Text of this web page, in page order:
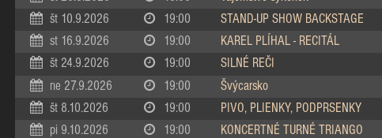
št 10.9.2026 19:00 STAND-UP SHOW BACKSTAGE
st 16.9.2026 19:00 KAREL PLÍHAL - RECITÁL
št 24.9.2026 19:00 SILNÉ REČI
ne 27.9.2026 19:00 Švýcarsko
št 8.10.2026 19:00 PIVO, PLIENKY, PODPRSENKY
pi 9.10.2026 19:00 KONCERTNÉ TURNÉ TRIANGO